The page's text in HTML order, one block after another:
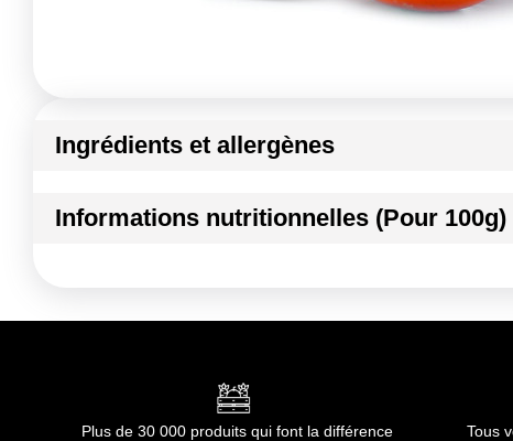
Ingrédients et allergènes
Orange
Informations nutritionnelles (Pour 100g)
Kilojoules
dont Acides gras saturés
Plus de 30 000 produits qui font la différence Tous